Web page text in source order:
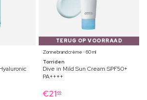
TERUG OP VOORRAAD
Zonnebrandcrème ⋅ 60 ml
Torriden
Dive in Mild Sun Cream SPF50+
PA++++
€21 69